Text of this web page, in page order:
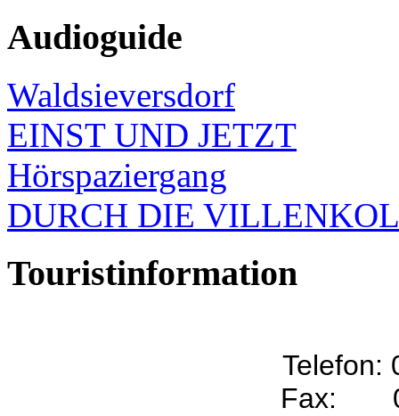
Audioguide
Waldsieversdorf
EINST UND JETZT
Hörspaziergang
DURCH DIE
Touristinformation
Telefon:
Fax: